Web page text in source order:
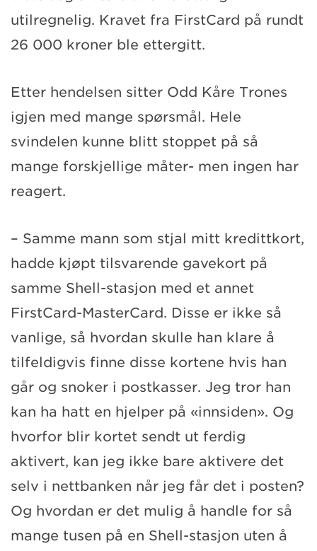
utilregnelig. Kravet fra FirstCard på rundt
26 000 kroner ble ettergitt.
Etter hendelsen sitter Odd Kåre Trones
igjen med mange spørsmål. Hele
svindelen kunne blitt stoppet på så
mange forskjellige måter- men ingen har
reagert.
– Samme mann som stjal mitt kredittkort,
hadde kjøpt tilsvarende gavekort på
samme Shell-stasjon med et annet
FirstCard-MasterCard. Disse er ikke så
vanlige, så hvordan skulle han klare å
tilfeldigvis finne disse kortene hvis han
går og snoker i postkasser. Jeg tror han
kan ha hatt en hjelper på «innsiden». Og
hvorfor blir kortet sendt ut ferdig
aktivert, kan jeg ikke bare aktivere det
selv i nettbanken når jeg får det i posten?
Og hvordan er det mulig å handle for så
mange tusen på en Shell-stasjon uten å